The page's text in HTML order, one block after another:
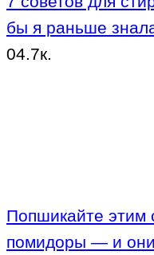
бы я раньше
04.7к.
Попшикайте этим
помидоры — и они